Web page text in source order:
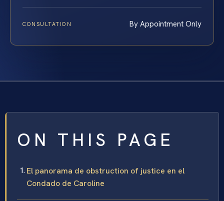
CONSULTATION By Appointment Only
ON THIS PAGE
El panorama de obstruction of justice en el
Condado de Caroline